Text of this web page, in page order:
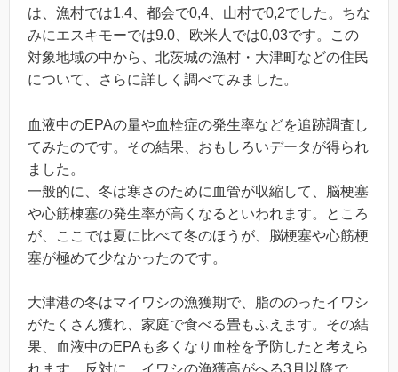
は、漁村では1.4、都会で0,4、山村で0,2でした。ちな
みにエスキモーでは9.0、欧米人では0,03です。この
対象地域の中から、北茨城の漁村・大津町などの住民
について、さらに詳しく調べてみました。
血液中のEPAの量や血栓症の発生率などを追跡調査し
てみたのです。その結果、おもしろいデータが得られ
ました。
一般的に、冬は寒さのために血管が収縮して、脳梗塞
や心筋棟塞の発生率が高くなるといわれます。ところ
が、ここでは夏に比べて冬のほうが、脳梗塞や心筋梗
塞が極めて少なかったのです。
大津港の冬はマイワシの漁獲期で、脂ののったイワシ
がたくさん獲れ、家庭で食べる畳もふえます。その結
果、血液中のEPAも多くなり血栓を予防したと考えら